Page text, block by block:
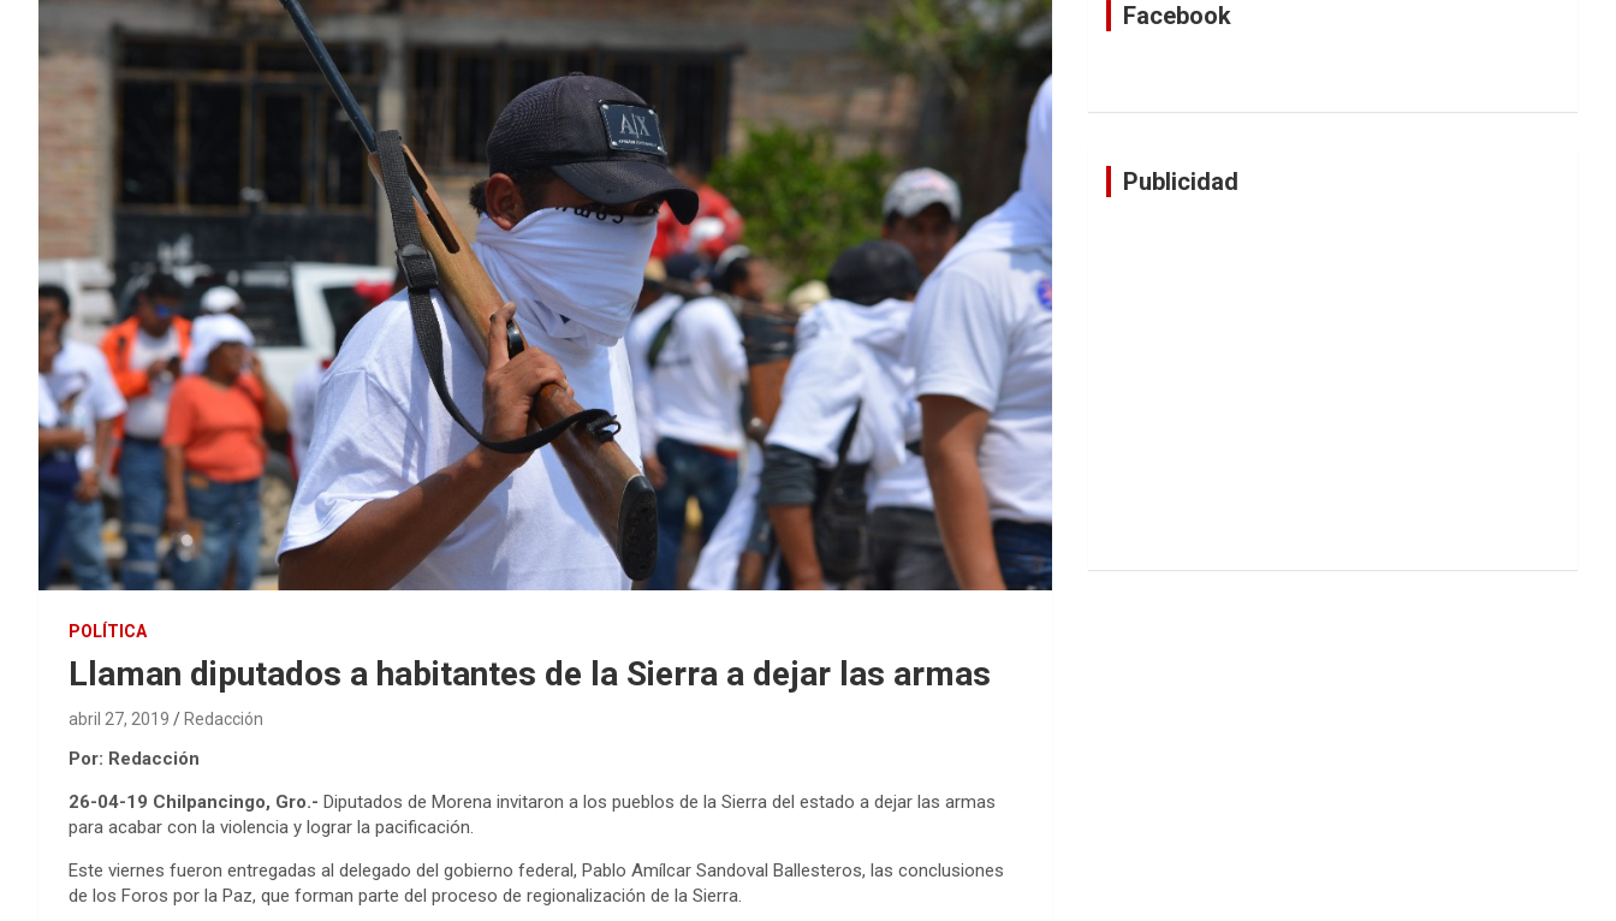
POLÍTICA
Llaman diputados a habitantes de la Sierra a dejar las armas
abril 27, 2019 Redacción
Por: Redacción
26-04-19 Chilpancingo, Gro.- Diputados de Morena invitaron a los pueblos de la Sierra del estado a dejar las armas
para acabar con la violencia y lograr la pacificación.
Este viernes fueron entregadas al delegado del gobierno federal, Pablo Amílcar Sandoval Ballesteros, las conclusiones
de los Foros por la Paz, que forman parte del proceso de regionalización de la Sierra.
Facebook
Publicidad